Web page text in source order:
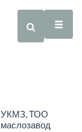
УКМЗ, ТОО
маслозавод